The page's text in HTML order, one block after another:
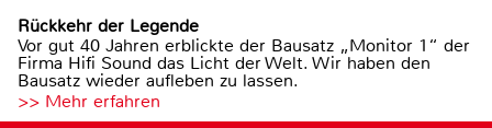
Rückkehr der Legende
Vor gut 40 Jahren erblickte der Bausatz „Monitor 1“ der
Firma Hifi Sound das Licht der Welt. Wir haben den
Bausatz wieder aufleben zu lassen.
>> Mehr erfahren